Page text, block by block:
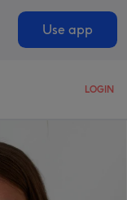
Use app
LOGIN